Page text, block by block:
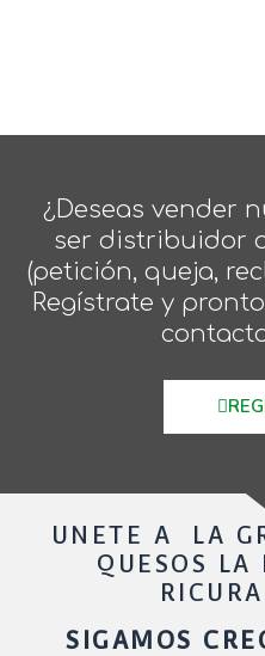
¿Deseas vender
ser distribuidor
(petición, queja,
Regístrate y
UNETE A LA
QUESOS LA
SIGAMOS